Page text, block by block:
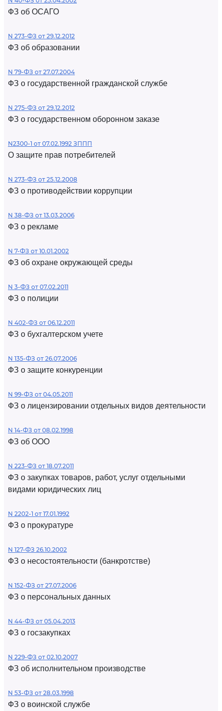
ФЗ об ОСАГО
N 273-ФЗ от 29.12.2012
ФЗ об образовании
N 79-ФЗ от 27.07.2004
ФЗ о государственной гражданской службе
N 275-ФЗ от 29.12.2012
ФЗ о государственном оборонном заказе
N2300-1 от 07.02.1992 ЗППП
О защите прав потребителей
N 273-ФЗ от 25.12.2008
ФЗ о противодействии коррупции
N 38-ФЗ от 13.03.2006
ФЗ о рекламе
N 7-ФЗ от 10.01.2002
ФЗ об охране окружающей среды
N 3-ФЗ от 07.02.2011
ФЗ о полиции
N 402-ФЗ от 06.12.2011
ФЗ о бухгалтерском учете
N 135-ФЗ от 26.07.2006
ФЗ о защите конкуренции
N 99-ФЗ от 04.05.2011
ФЗ о лицензировании отдельных видов деятельности
N 14-ФЗ от 08.02.1998
ФЗ об ООО
N 223-ФЗ от 18.07.2011
ФЗ о закупках товаров, работ, услуг отдельными
видами юридических лиц
N 2202-1 от 17.01.1992
ФЗ о прокуратуре
N 127-ФЗ 26.10.2002
ФЗ о несостоятельности (банкротстве)
N 152-ФЗ от 27.07.2006
ФЗ о персональных данных
N 44-ФЗ от 05.04.2013
ФЗ о госзакупках
N 229-ФЗ от 02.10.2007
ФЗ об исполнительном производстве
N 53-ФЗ от 28.03.1998
ФЗ о воинской службе